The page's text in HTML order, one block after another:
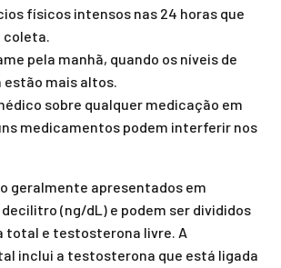
físicos intensos nas 24 horas que
coleta.
pela manhã, quando os níveis de
mais altos.
sobre qualquer medicação em
medicamentos podem interferir nos
geralmente apresentados em
(ng/dL) e podem ser divididos
total e testosterona livre. A
inclui a testosterona que está ligada